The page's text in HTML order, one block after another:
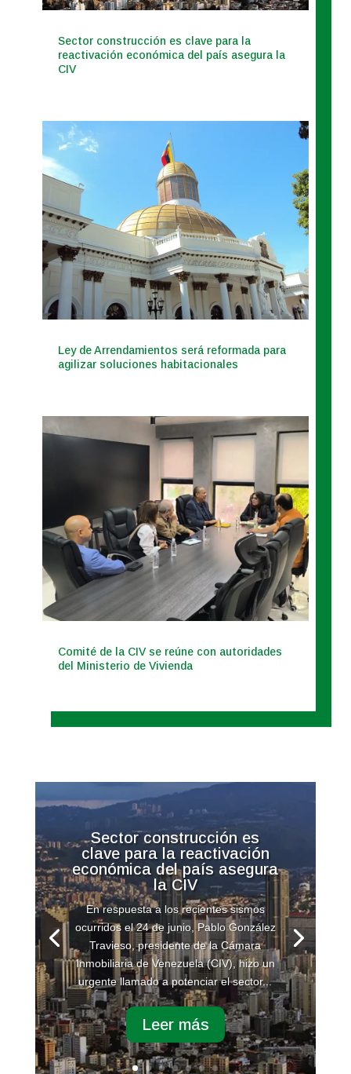
Sector construcción es clave para la
reactivación económica del país asegura la
CIV
Ley de Arrendamientos será reformada para
agilizar soluciones habitacionales
Comité de la CIV se reúne con autoridades
del Ministerio de Vivienda
Sector construcción es
clave para la reactivación
económica del país asegura
la CIV
En respuesta a los recientes sismos
ocurridos el 24 de junio, Pablo González
Travieso, presidente de la Cámara
Inmobiliaria de Venezuela (CIV), hizo un
urgente llamado a potenciar el sector...
Leer más